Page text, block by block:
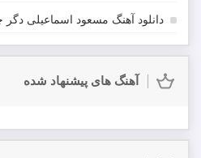
دانلود آهنگ مسعود اسماعیلی
آهنگ های پیشنهاد شده